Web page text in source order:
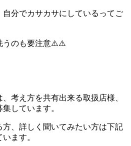
自分でカサカサにしているってご
うのも要注意⚠️⚠️
考え方を共有出来る取扱店様、
しています。
方、詳しく聞いてみたい方は下記
ます。